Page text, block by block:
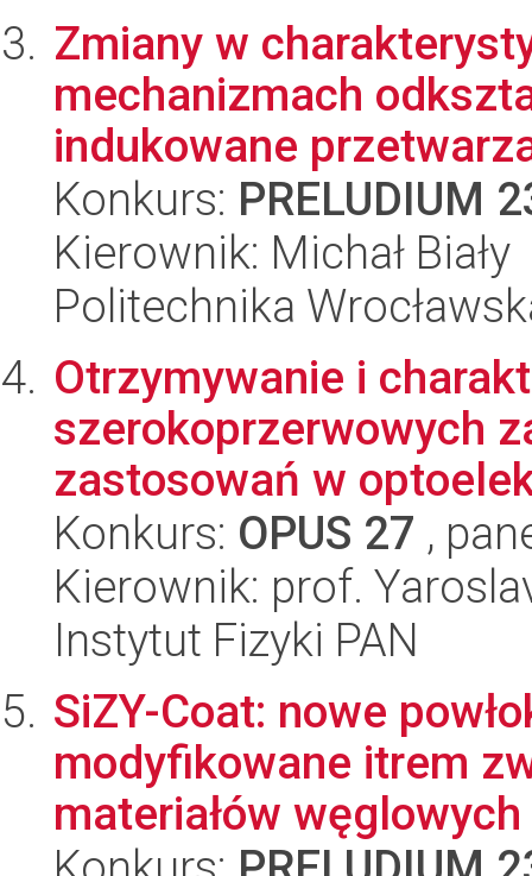
Zmiany w
mechanizmach
indukowane
Konkurs: PRELUDIUM
Kierownik: Michał Biały
Politechnika
Otrzymywanie i
szerokoprzerwowych
zastosowań w
Konkurs: OPUS 27 ,
Kierownik: prof.
Instytut Fizyki PAN
SiZY-Coat: nowe
modyfikowane itrem
materiałów